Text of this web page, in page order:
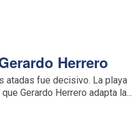
Herrero
atadas fue decisivo. La playa
Gerardo Herrero adapta la...